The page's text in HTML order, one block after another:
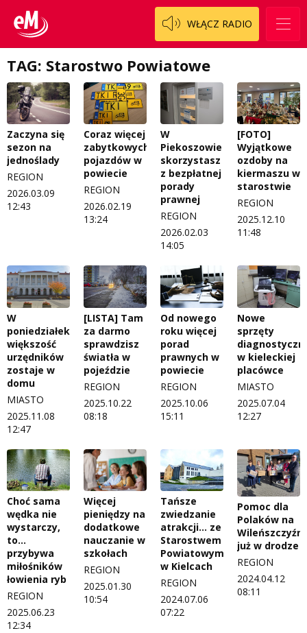
WŁĄCZ RADIO
TAG: Starostwo Powiatowe
Zaczyna się
sezon na
jednoślady
REGION
2026.03.09
12:43
Coraz więcej
zabytkowych
pojazdów w
powiecie
REGION
2026.02.19
13:24
W
Piekoszowie
skorzystasz
z bezpłatnej
porady
prawnej
REGION
2026.02.03
14:05
[FOTO]
Wyjątkowe
ozdoby na
kiermaszu w
starostwie
REGION
2025.12.10
11:48
W
poniedziałek
większość
urzędników
zostaje w
domu
MIASTO
2025.11.08
12:47
[LISTA] Tam
za darmo
sprawdzisz
światła w
pojeździe
REGION
2025.10.22
08:18
Od nowego
roku więcej
porad
prawnych w
powiecie
REGION
2025.10.06
15:11
Nowe
sprzęty
w kieleckiej
placówce
MIASTO
2025.07.04
12:27
Choć sama
wędka nie
wystarczy,
to…
przybywa
miłośników
łowienia ryb
REGION
2025.06.23
12:34
Więcej
pieniędzy na
dodatkowe
nauczanie w
szkołach
REGION
2025.01.30
10:54
Tańsze
zwiedzanie
atrakcji… ze
Starostwem
Powiatowym
w Kielcach
REGION
2024.07.06
07:22
Pomoc dla
Polaków na
już w drodze
REGION
2024.04.12
08:11